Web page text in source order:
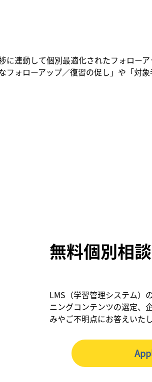
連動して個別最適化されたフォローア
ォローアップ／復習の促し」や「対
無料個別相
LMS（学習管理システム）
ニングコンテンツの選定、
みやご不明点にお答えいたし